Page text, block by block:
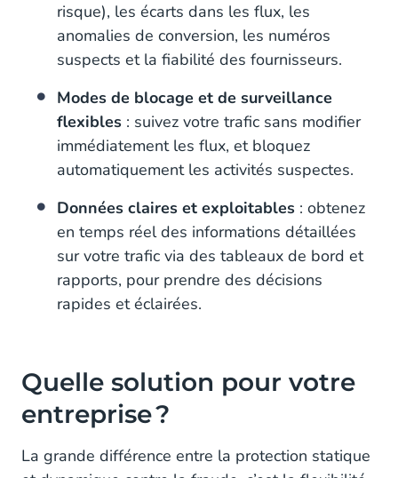
risque), les écarts dans les flux, les
anomalies de conversion, les numéros
suspects et la fiabilité des fournisseurs.
Modes de blocage et de surveillance
flexibles : suivez votre trafic sans modifier
immédiatement les flux, et bloquez
automatiquement les activités suspectes.
Données claires et exploitables : obtenez
en temps réel des informations détaillées
sur votre trafic via des tableaux de bord et
rapports, pour prendre des décisions
rapides et éclairées.
Quelle solution pour votre
entreprise ?
La grande différence entre la protection statique